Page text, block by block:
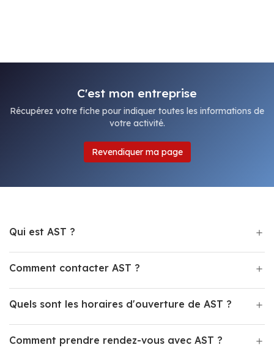
C'est mon entreprise
Récupérez votre fiche pour indiquer toutes les informations de
votre activité.
Revendiquer ma page
Qui est AST ?
Comment contacter AST ?
Quels sont les horaires d'ouverture de AST ?
Comment prendre rendez-vous avec AST ?